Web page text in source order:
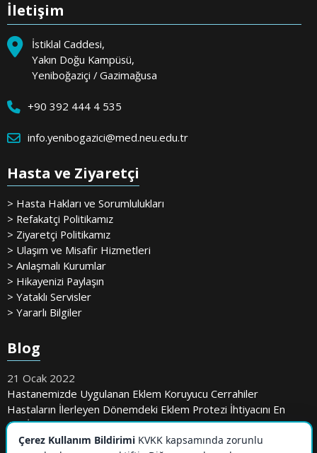
İletişim
İstiklal Caddesi,
Yakın Doğu Kampüsü,
Yeniboğaziçi / Gazimağusa
+90 392 444 4 535
info.yenibogazici@med.neu.edu.tr
Hasta ve Ziyaretçi
> Hasta Hakları ve Sorumlulukları
> Refakatçi Politikamız
> Ziyaretçi Politikamız
> Ulaşım ve Misafir Hizmetleri
> Anlaşmalı Kurumlar
> Hikayenizi Paylaşın
> Yataklı Servisler
> Yararlı Bilgiler
Blog
21 Ocak 2022
Hastanemizde Uygulanan Eklem Koruyucu Cerrahiler
Hastaların İlerleyen Dönemdeki Eklem Protezi İhtiyacını En
Aza İndiriyor
Çerez Kullanım Bildirimi KVKK kapsamında zorunlu